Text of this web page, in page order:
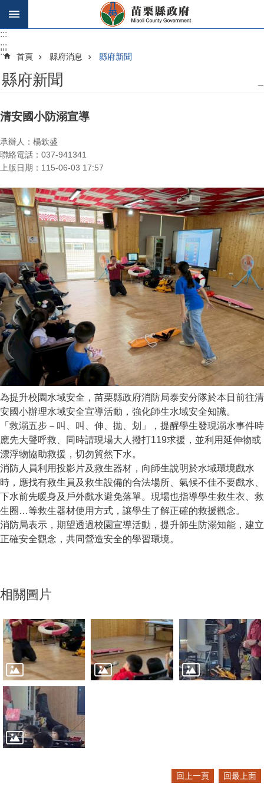
跳到主要內容區塊
:::
:::
::: 首頁 縣府消息 縣府新聞
縣府新聞
清安國小防溺宣導
承辦人：楊欽盛
聯絡電話：037-941341
上版日期：115-06-03 17:57
為提升校園水域安全，苗栗縣政府消防局泰安分隊於本日前往清
安國小辦理水域安全宣導活動，強化師生水域安全知識。
「救溺五步－叫、叫、伸、拋、划」，提醒學生發現溺水事件時
應先大聲呼救、同時請現場大人撥打119求援，並利用延伸物或
漂浮物協助救援，切勿貿然下水。
消防人員利用投影片及救生器材，向師生說明於水域環境戲水
時，應找有救生員及救生設備的合法場所、氣候不佳不要戲水、
下水前先暖身及戶外戲水避免落單。現場也指導學生救生衣、救
生圈…等救生器材使用方式，讓學生了解正確的救援觀念。
消防局表示，期望透過校園宣導活動，提升師生防溺知能，建立
正確安全觀念，共同營造安全的學習環境。
相關圖片
回上一頁 回最上面